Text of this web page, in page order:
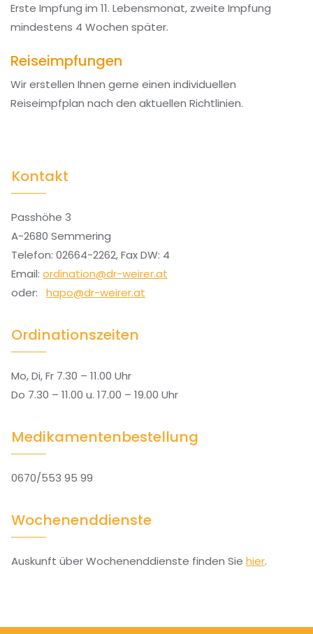
Erste Impfung im 11. Lebensmonat, zweite Impfung
mindestens 4 Wochen später.
Reiseimpfungen
Wir erstellen Ihnen gerne einen individuellen
Reiseimpfplan nach den aktuellen Richtlinien.
Kontakt
Passhöhe 3
A-2680 Semmering
Telefon: 02664-2262, Fax DW: 4
Email: ordination@dr-weirer.at
oder: hapo@dr-weirer.at
Ordinationszeiten
Mo, Di, Fr 7.30 – 11.00 Uhr
Do 7.30 – 11.00 u. 17.00 – 19.00 Uhr
Medikamenten​bestellung
0670/553 95 99
Wochenend​dienste
Auskunft über Wochenenddienste finden Sie hier.